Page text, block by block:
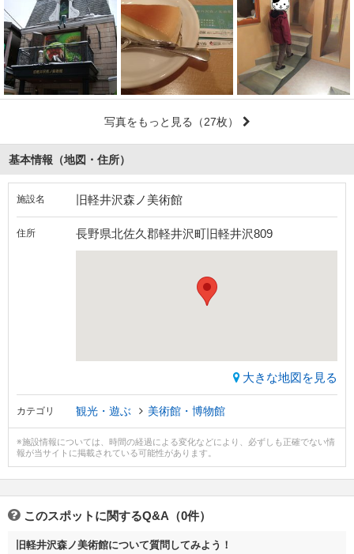
写真をもっと見る （27枚）
基本情報（地図・住所）
施設名 旧軽井沢森ノ美術館
住所 長野県北佐久郡軽井沢町旧軽井沢809
大きな地図を見る
カテゴリ 観光・遊ぶ 美術館・博物館
※施設情報については、時間の経過による変化などにより、必ずしも正確でない情
報が当サイトに掲載されている可能性があります。
このスポットに関するQ&A（0件）
旧軽井沢森ノ美術館について質問してみよう！